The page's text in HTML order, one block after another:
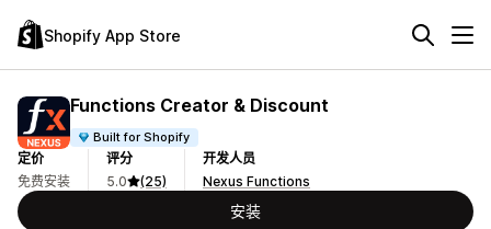
Shopify App Store
Functions Creator & Discount
Built for Shopify
定价
免费安装
评分
5.0
(25)
开发人员
Nexus Functions
安装